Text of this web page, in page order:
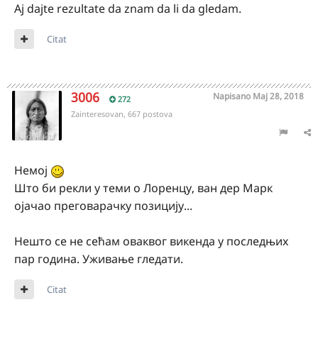
Aj dajte rezultate da znam da li da gledam.
Citat
3006 272 Napisano Maj 28, 2018
Zainteresovan, 667 postova
Немој
Што би рекли у теми о Лоренцу, ван дер Марк
ојачао преговарачку позицију...
Нешто се не сећам оваквог викенда у последњих
пар година. Уживање гледати.
Citat